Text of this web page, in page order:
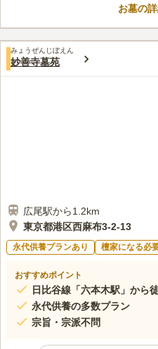
た土の上に建てることが
口コミ評価
みんなの評価
お墓の
みょうぜんじぼえん
妙善寺墓苑
広尾駅から1.2km
東京都港区西麻布3-2-13
永代供養プランあり 檀家になる必
おすすめポイント
日比谷線「六本木駅」から
永代供養の多数プラン
宗旨・宗派不問